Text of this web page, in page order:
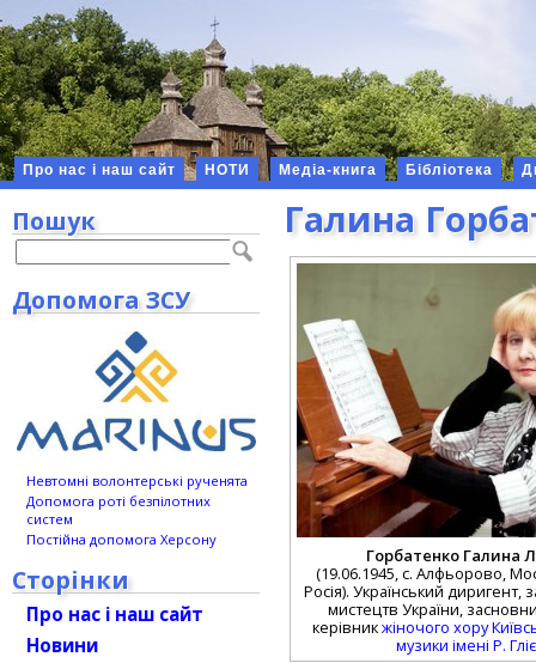
Про нас і наш сайт НОТИ Медіа-книга Бібліотека
Галина
Горбатенко Галина
(19.06.1945, с. Алфьорово,
Росія). Український диригент,
мистецтв України,
керівникжіночого хору
музики імені Р.
Пошук
Допомога ЗСУ
Невтомні волонтерські рученята
Допомога роті безпілотних
систем
Постійна допомога Херсону
Сторінки
Про нас і наш сайт
Новини